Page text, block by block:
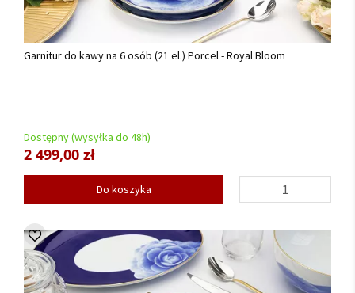
Garnitur do kawy na 6 osób (21 el.) Porcel - Royal Bloom
Dostępny (wysyłka do 48h)
2 499,00 zł
Do koszyka